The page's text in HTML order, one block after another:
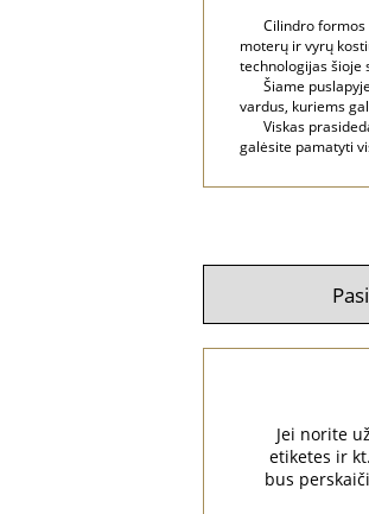
Cilindro formos
moterų ir vyrų
technologijas šioje
Šiame
vardus, kuriems
Viskas
galėsite pamatyti
Jei norite
etiketes ir
bus